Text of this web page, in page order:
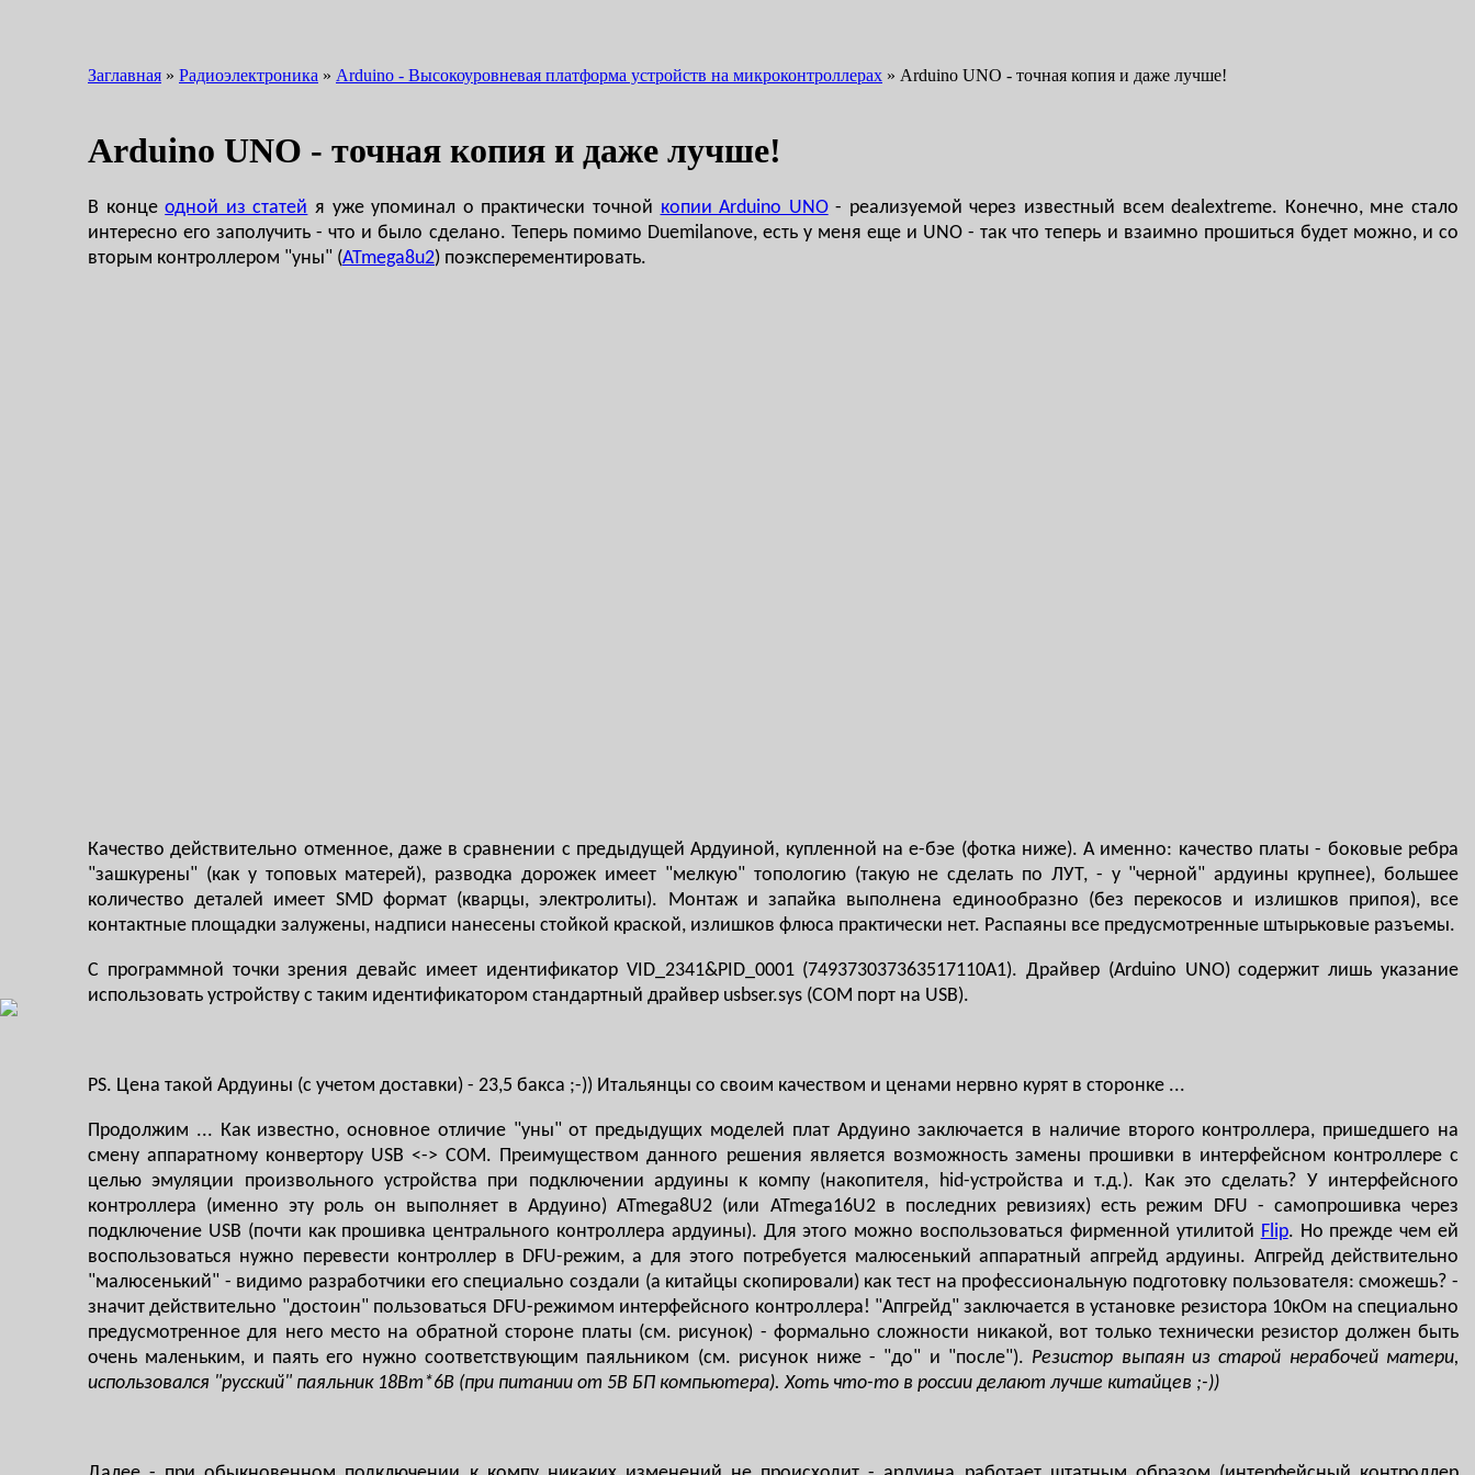
Arduino UNO - точная копия и даже лучше!
В концеодной из статей я уже упоминал о практически точной копии Arduino UNO- реализуемой через известный всем dealextreme. Конечно, мне стало
интересно его заполучить - что и было сделано. Теперь помимо Duemilanove, есть у меня еще и UNO - так что теперь и взаимно прошиться будет можно, и со
вторым контроллером "уны" (ATmega8u2) поэксперементировать.
Качество действительно отменное, даже в сравнении с предыдущей Ардуиной, купленной на е-бэе (фотка ниже). А именно: качество платы - боковые ребра
"зашкурены" (как у топовых матерей), разводка дорожек имеет "мелкую" топологию (такую не сделать по ЛУТ, - у "черной" ардуины крупнее), большее
количество деталей имеет SMD формат (кварцы, электролиты). Монтаж и запайка выполнена единообразно (без перекосов и излишков припоя), все
контактные площадки залужены, надписи нанесены стойкой краской, излишков флюса практически нет. Распаяны все предусмотренные штырьковые разъемы.
С программной точки зрения девайс имеет идентификатор VID_2341&PID_0001 (749373037363517110A1). Драйвер (Arduino UNO) содержит лишь указание
использовать устройству с таким идентификатором стандартный драйвер usbser.sys (COM порт на USB).
PS. Цена такой Ардуины (с учетом доставки) - 23,5 бакса ;-)) Итальянцы со своим качеством и ценами нервно курят в сторонке ...
Продолжим ... Как известно, основное отличие "уны" от предыдущих моделей плат Ардуино заключается в наличие второго контроллера, пришедшего на
смену аппаратному конвертору USB <-> COM. Преимуществом данного решения является возможность замены прошивки в интерфейсном контроллере с
целью эмуляции произвольного устройства при подключении ардуины к компу (накопителя, hid-устройства и т.д.). Как это сделать? У интерфейсного
контроллера (именно эту роль он выполняет в Ардуино) ATmega8U2 (или ATmega16U2 в последних ревизиях) есть режим DFU - самопрошивка через
подключение USB (почти как прошивка центрального контроллера ардуины). Для этого можно воспользоваться фирменной утилитой Flip. Но прежде чем ей
воспользоваться нужно перевести контроллер в DFU-режим, а для этого потребуется малюсенький аппаратный апгрейд ардуины. Апгрейд действительно
"малюсенький" - видимо разработчики его специально создали (а китайцы скопировали) как тест на профессиональную подготовку пользователя: сможешь? -
значит действительно "достоин" пользоваться DFU-режимом интерфейсного контроллера! "Апгрейд" заключается в установке резистора 10кОм на специально
предусмотренное для него место на обратной стороне платы (см. рисунок) - формально сложности никакой, вот только технически резистор должен быть
очень маленьким, и паять его нужно соответствующим паяльником (см. рисунок ниже - "до" и "после"). Резистор выпаян из старой нерабочей матери,
использовался "русский" паяльник 18Вт*6В (при питании от 5В БП компьютера). Хоть что-то в россии делают лучше китайцев ;-))
Заглавная » Радиоэлектроника » Arduino - Высокоуровневая платформа устройств на микроконтроллерах » Arduino UNO - точная копия и даже лучше!